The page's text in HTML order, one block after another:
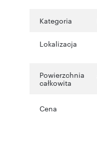
Kategoria
Lokalizacja
Powierzchnia
całkowita
Cena